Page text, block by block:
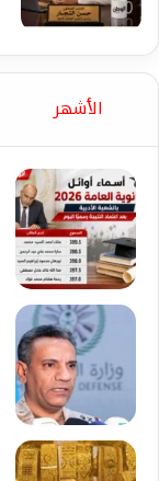
الأشهر